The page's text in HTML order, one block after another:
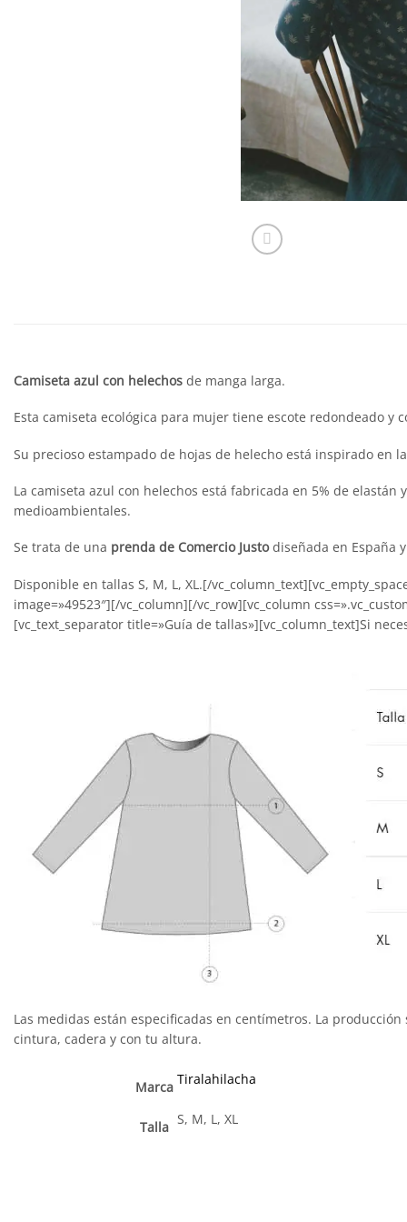
Camiseta azul con helechos de manga larga.
Esta camiseta ecológica para mujer tiene escote redondeado y
Su precioso estampado de hojas de helecho está inspirado en
La camiseta azul con helechos está fabricada en 5% de elastán
medioambientales.
Se trata de una prenda de Comercio Justodiseñada en España
Disponible en tallas S, M, L, XL.[/
image=»49523″][/vc_column][/vc_row][vc_column
[vc_text_separator title=»Guía de tallas»][vc_column_text]Si
Las medidas están especificadas en centímetros. La
cintura, cadera y con tu altura.
Marca Tiralahilacha
Talla S, M, L, XL